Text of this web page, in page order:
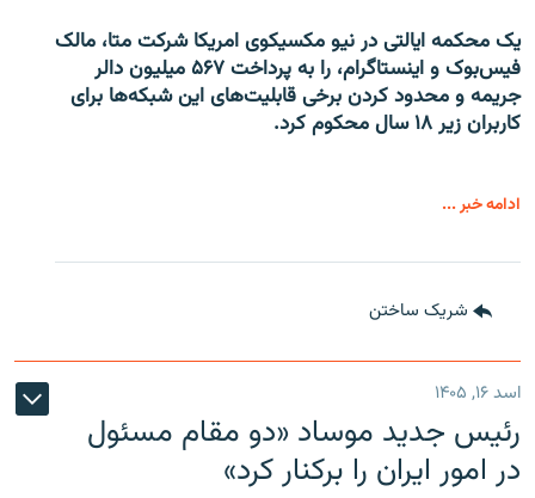
یک محکمه ایالتی در نیو مکسیکوی امریکا شرکت متا، مالک
فیس‌بوک و اینستاگرام، را به پرداخت ۵۶۷ میلیون دالر
جریمه و محدود کردن برخی قابلیت‌های این شبکه‌ها برای
کاربران زیر ۱۸ سال محکوم کرد.
ادامه خبر ...
شریک ساختن
اسد ۱۶, ۱۴۰۵
رئیس جدید موساد «دو مقام مسئول
در امور ایران را برکنار کرد»